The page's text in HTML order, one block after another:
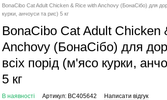
BonaCibo Cat Adult Chicken & Rice with Anchovy (БонаСібо) для
курки, анчоуси та рис) 5 кг
BonaCibo Cat Adult Chicken
Anchovy (БонаСібо) для
всіх порід (м'ясо курки,
5 кг
В наявності Артикул: BC405642 Написати відгук